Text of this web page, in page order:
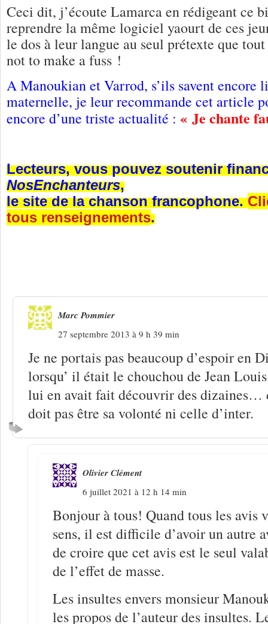
Ceci dit, j’écoute Lamarca en rédigeant ce
reprendre la même logiciel yaourt de ces
le dos à leur langue au seul prétexte que
not to make a fuss !
A Manoukian et Varrod, s’ils savent encore
maternelle, je leur recommande cet article
encore d’une triste actualité : « Je chante
Lecteurs, vous pouvez soutenir
NosEnchanteurs,
le site de la chanson francophone.
tous renseignements.
Marc Pommier
27 septembre 2013 à 9 h 39 min
Je ne portais pas beaucoup d’espoir en
lorsqu’ il était le chouchou de Jean
lui en avait fait découvrir des dizaines…
doit pas être sa volonté ni celle d’inter.
Olivier Clément
6 juillet 2021 à 12 h 14 min
Bonjour à tous! Quand tous les avis
sens, il est difficile d’avoir un autre
de croire que cet avis est le seul
de l’effet de masse.
Les insultes envers monsieur
les propos de l’auteur des insultes.